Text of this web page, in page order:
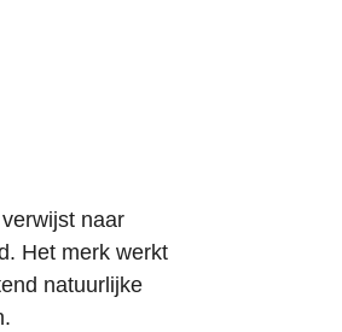
naar
Het merk werkt
natuurlijke